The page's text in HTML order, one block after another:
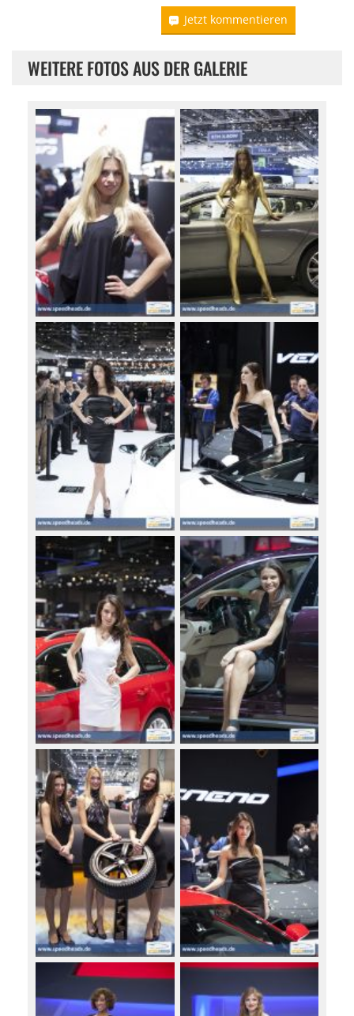
Jetzt kommentieren
WEITERE FOTOS AUS DER GALERIE